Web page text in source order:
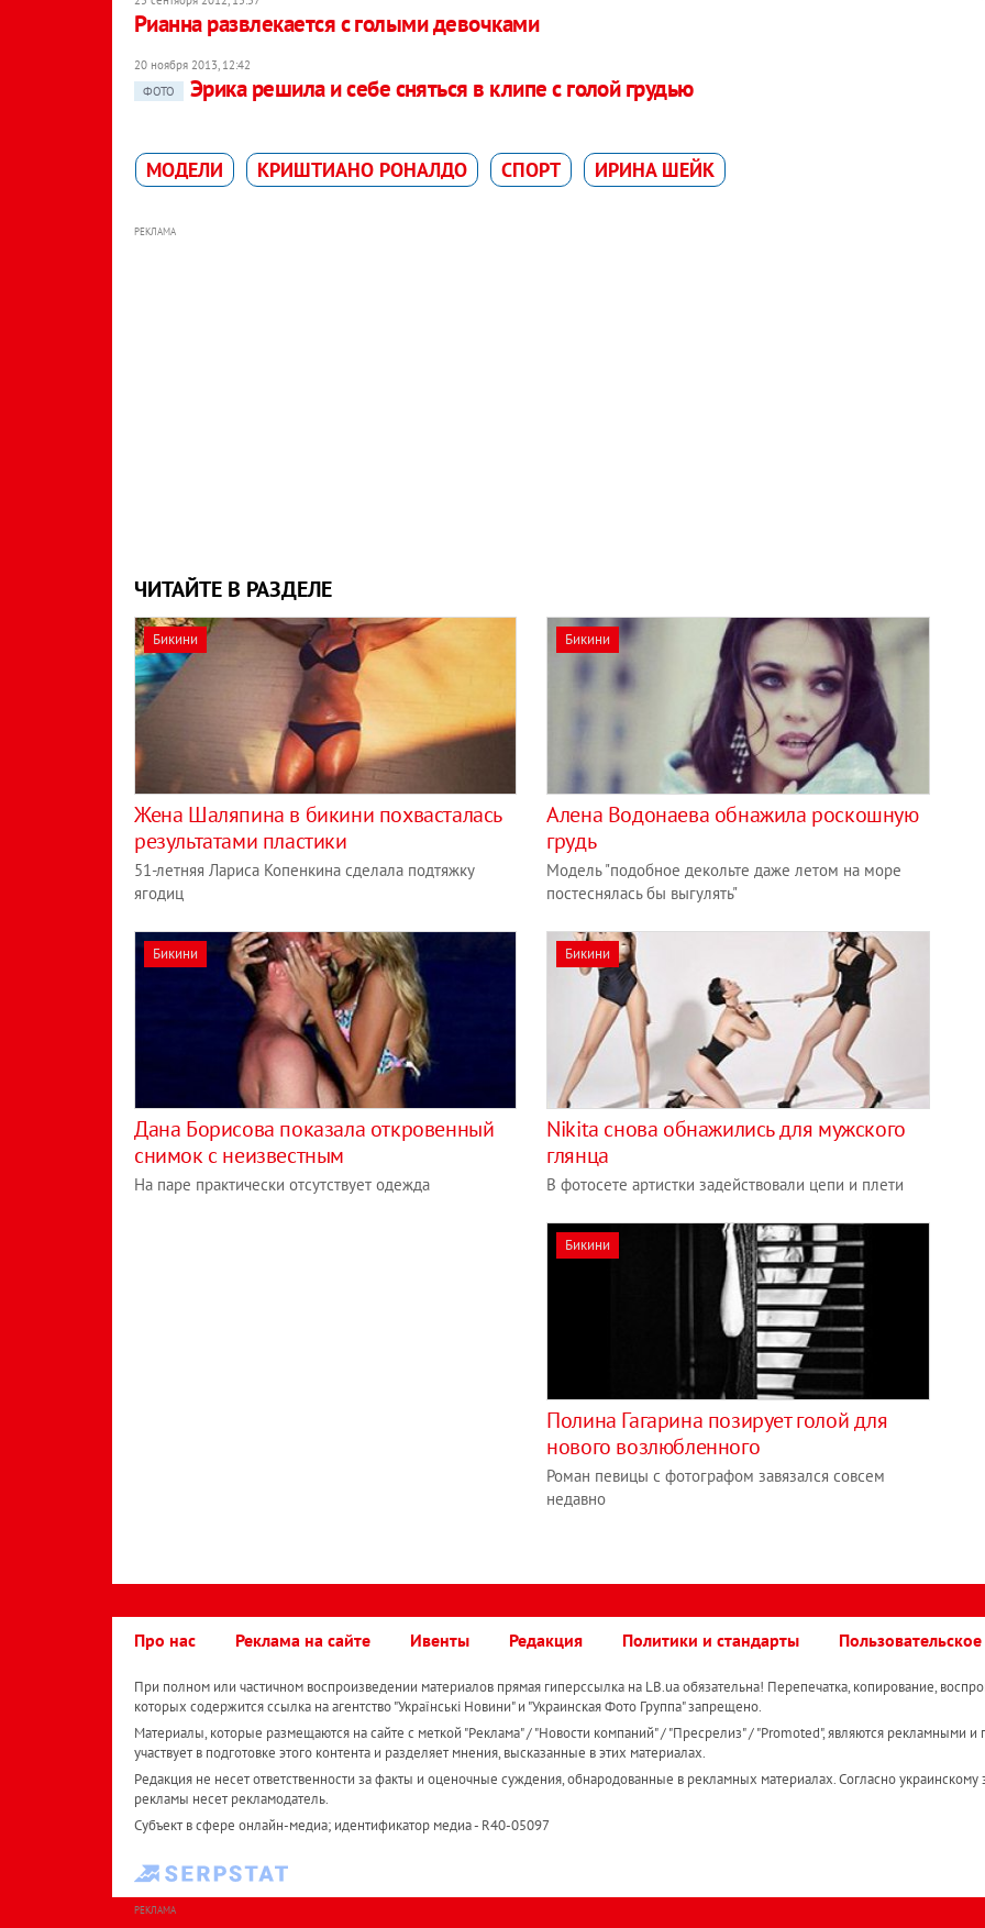
Рианна развлекается с голыми девочками
20 ноября 2013, 12:42
ФОТО
Эрика решила и себе сняться в клипе с голой грудью
МОДЕЛИ КРИШТИАНО РОНАЛДО СПОРТ ИРИНА ШЕЙК
РЕКЛАМА
ЧИТАЙТЕ В РАЗДЕЛЕ
Бикини
Жена Шаляпина в бикини похвасталась
результатами пластики
51-летняя Лариса Копенкина сделала подтяжку
ягодиц
Бикини
Алена Водонаева обнажила роскошную
грудь
Модель "подобное декольте даже летом на море
постеснялась бы выгулять"
Бикини
Дана Борисова показала откровенный
снимок с неизвестным
На паре практически отсутствует одежда
Бикини
Nikita снова обнажились для мужского
глянца
В фотосете артистки задействовали цепи и плети
Бикини
Полина Гагарина позирует голой для
нового возлюбленного
Роман певицы с фотографом завязался совсем
недавно
Про нас Реклама на сайте Ивенты Редакция Политики и стандарты
При полном или частичном воспроизведении материалов прямая гиперссылка на LB.ua обязательна! Перепечатка, копирование,
которых содержится ссылка на агентство "Українськi Новини" и "Украинская Фото Группа" запрещено.
Материалы, которые размещаются на сайте с меткой "Реклама" / "Новости компаний" / "Пресрелиз" / "Promoted", являются рекламными и
участвует в подготовке этого контента и разделяет мнения, высказанные в этих материалах.
Редакция не несет ответственности за факты и оценочные суждения, обнародованные в рекламных материалах. Согласно украинскому
рекламы несет рекламодатель.
Субъект в сфере онлайн-медиа; идентификатор медиа - R40-05097
РЕКЛАМА